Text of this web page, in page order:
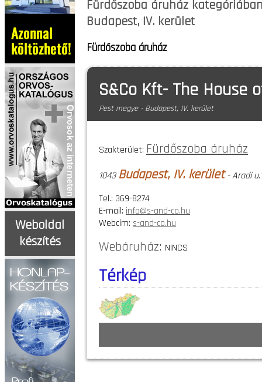
Weboldal
készítés
Fürdőszoba áruház
Budapest, IV. kerület
Fürdőszoba áruház
S&Co Kft- The House
Pest megye - Budapest, IV. kerület
Szakterület: Fürdőszoba áruház
1043 Budapest, IV. kerület- Aradi
Tel.: 369-8274
E-mail: info@s-and-co.hu
Webcím: s-and-co.hu
Webáruház: NINCS
Térkép